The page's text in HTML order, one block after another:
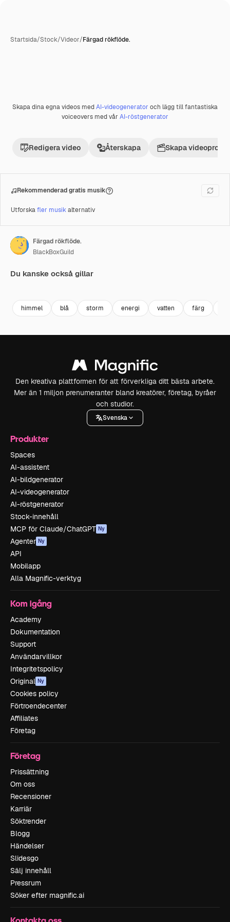
Startsida/Stock/Videor/Färgad rökflöde.
Premie
Skapa dina egna videos medAI-videogenerator och lägg till fantastiska
voiceovers med vår AI-röstgenerator
Redigera video Återskapa Skapa
Rekommenderad gratis musik
Utforskafler musikalternativ
Färgad rökflöde.
BlackBoxGuild
Du kanske också gillar
himmel blå storm energi vatten färg
Den kreativa plattformen för att förverkliga ditt bästa arbete.
Mer än 1 miljon prenumeranter bland kreatörer, företag, byråer
och studior.
Svenska
Produkter
Spaces
AI-assistent
AI-bildgenerator
AI-videogenerator
AI-röstgenerator
Stock-innehåll
MCP för Claude/ChatGPT Ny
Agenter Ny
API
Mobilapp
Alla Magnific-verktyg
Kom igång
Academy
Dokumentation
Support
Användarvillkor
Integritetspolicy
Original Ny
Cookies policy
Förtroendecenter
Affiliates
Företag
Företag
Prissättning
Om oss
Recensioner
Karriär
Söktrender
Blogg
Händelser
Slidesgo
Sälj innehåll
Pressrum
Söker efter magnific.ai